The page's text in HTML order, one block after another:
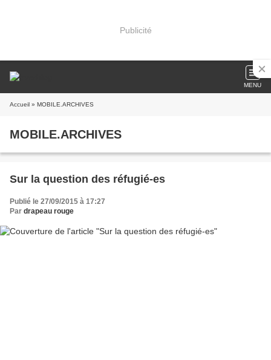
Publicité
MENU
Accueil » MOBILE.ARCHIVES
MOBILE.ARCHIVES
Sur la question des réfugié-es
Publié le 27/09/2015 à 17:27
Par drapeau rouge